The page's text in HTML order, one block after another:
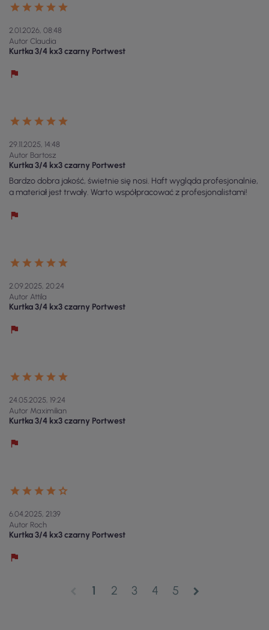
2.01.2026, 08:48
Autor Claudia
Kurtka 3/4 kx3 czarny Portwest
29.11.2025, 14:48
Autor Bartosz
Kurtka 3/4 kx3 czarny Portwest
Bardzo dobra jakość, świetnie się nosi. Haft wygląda profesjonalnie,
a materiał jest trwały. Warto współpracować z profesjonalistami!
2.09.2025, 20:24
Autor Attila
Kurtka 3/4 kx3 czarny Portwest
24.05.2025, 19:24
Autor Maximilian
Kurtka 3/4 kx3 czarny Portwest
6.04.2025, 21:39
Autor Roch
Kurtka 3/4 kx3 czarny Portwest
1 2 3 4 5 chevron_right